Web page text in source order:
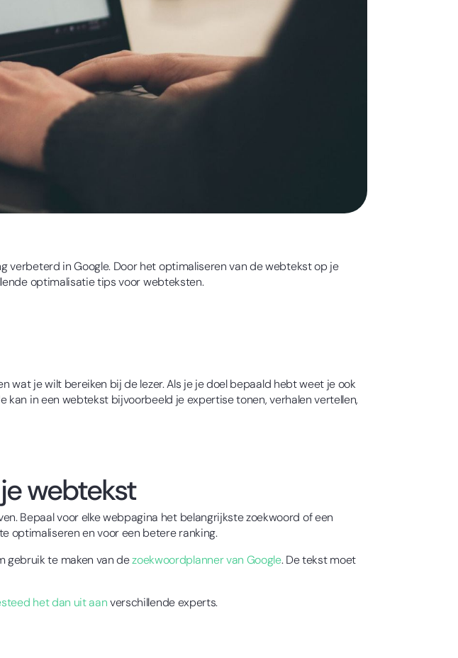
verbeterd in Google. Door het optimaliseren van de webtekst op je
optimalisatie tips voor webteksten.
je wilt bereiken bij de lezer. Als je je doel bepaald hebt weet je ook
in een webtekst bijvoorbeeld je expertise tonen, verhalen vertellen,
webtekst
Bepaal voor elke webpagina het belangrijkste zoekwoord of een
optimaliseren en voor een betere ranking.
gebruik te maken van dezoekwoordplanner van Google. De tekst moet
het dan uit aanverschillende experts.